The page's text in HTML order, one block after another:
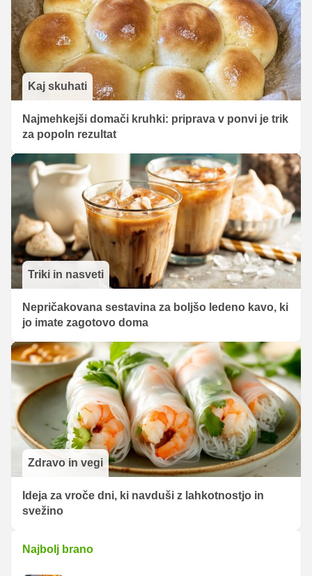
Kaj skuhati
Najmehkejši domači kruhki: priprava v ponvi je trik
za popoln rezultat
Triki in nasveti
Nepričakovana sestavina za boljšo ledeno kavo, ki
jo imate zagotovo doma
Zdravo in vegi
Ideja za vroče dni, ki navduši z lahkotnostjo in
svežino
Najbolj brano